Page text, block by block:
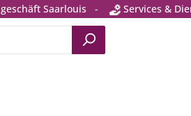
Saarlouis - Services &